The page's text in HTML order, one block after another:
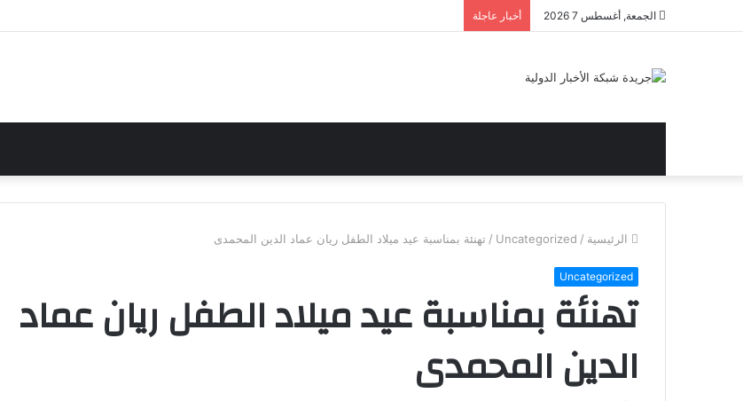
الجمعة, أغسطس 7 2026 أخبار عاجلة
الرئيسية /
Uncategorized
/ تهنئة بمناسبة عيد ميلاد الطفل ريان عماد الدين المحمدى
Uncategorized
تهنئة بمناسبة عيد ميلاد الطفل ريان عماد
الدين المحمدى